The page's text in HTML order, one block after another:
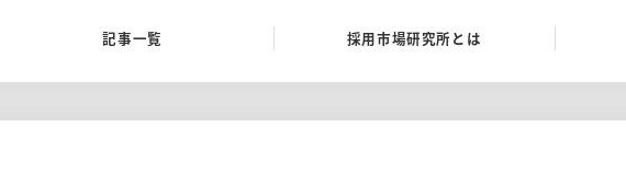
記事一覧 採用市場研究所とは